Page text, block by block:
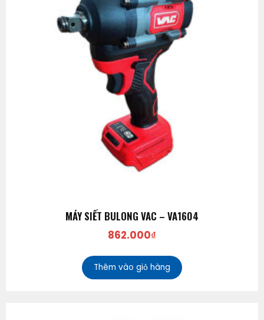
MÁY SIẾT BULONG VAC – VA1604
862.000₫
Thêm vào giỏ hàng